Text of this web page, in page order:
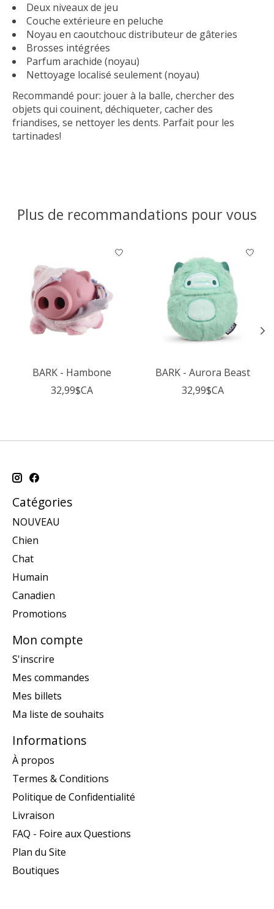
Deux niveaux de jeu
Couche extérieure en peluche
Noyau en caoutchouc distributeur de gâteries
Brosses intégrées
Parfum arachide (noyau)
Nettoyage localisé seulement (noyau)
Recommandé pour: jouer à la balle, chercher des
objets qui couinent, déchiqueter, cacher des
friandises, se nettoyer les dents. Parfait pour les
tartinades!
Plus de recommandations pour vous
Articles du carrousel de produits
BARK - Hambone
32,99$CA
BARK - Aurora Beast
32,99$CA
Catégories
NOUVEAU
Chien
Chat
Humain
Canadien
Promotions
Mon compte
S'inscrire
Mes commandes
Mes billets
Ma liste de souhaits
Informations
À propos
Termes & Conditions
Politique de Confidentialité
Livraison
FAQ - Foire aux Questions
Plan du Site
Boutiques